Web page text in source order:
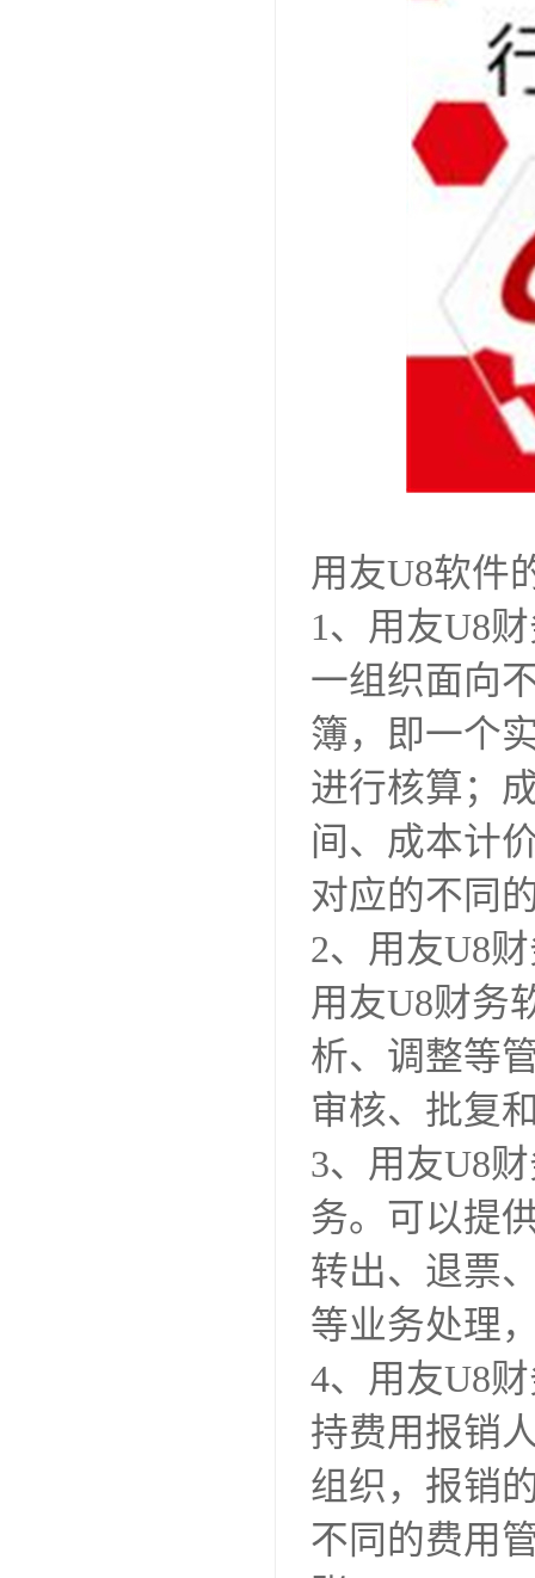
用友U8软件
1、用友U8
一组织面向
簿，即一个
进行核算；
间、成本计
对应的不同
2、用友U8
用友U8财务
析、调整等
审核、批复
3、用友U8
务。可以提
转出、退票
等业务处理
4、用友U8
持费用报销
组织，报销
不同的费用